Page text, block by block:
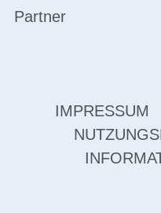
Partner
IMPRESSUM